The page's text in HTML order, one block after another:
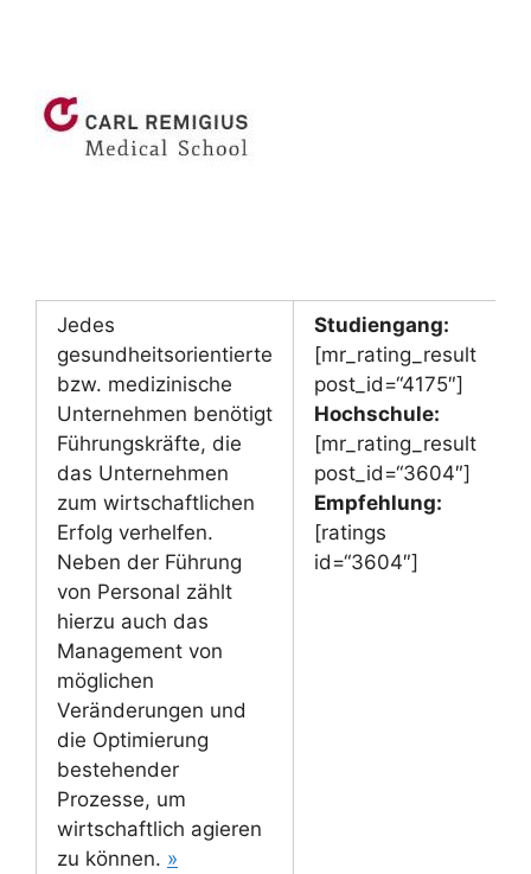
Jedes
gesundheitsorientierte
bzw. medizinische
Unternehmen benötigt
Führungskräfte, die
das Unternehmen
zum wirtschaftlichen
Erfolg verhelfen.
Neben der Führung
von Personal zählt
hierzu auch das
Management von
möglichen
Veränderungen und
die Optimierung
bestehender
Prozesse, um
wirtschaftlich agieren
zu können. »
Studiengang:
[mr_rating_result
post_id=“4175″]
Hochschule:
[mr_rating_result
post_id=“3604″]
Empfehlung:
[ratings
id=“3604″]